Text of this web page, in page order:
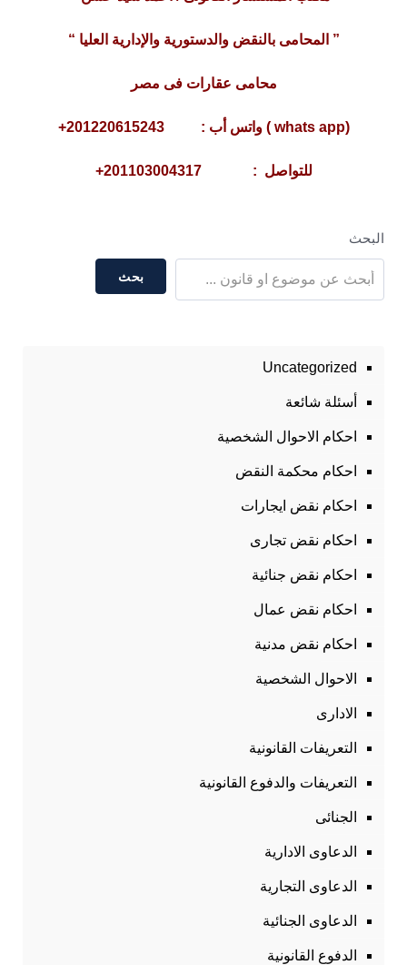
” المحامى بالنقض والدستورية والإدارية العليا “
محامى عقارات فى مصر
(whats app ) واتس أب : 201220615243+
للتواصل : 201103004317+
البحث
بحث
Uncategorized
أسئلة شائعة
احكام الاحوال الشخصية
احكام محكمة النقض
احكام نقض ايجارات
احكام نقض تجارى
احكام نقض جنائية
احكام نقض عمال
احكام نقض مدنية
الاحوال الشخصية
الادارى
التعريفات القانونية
التعريفات والدفوع القانونية
الجنائى
الدعاوى الادارية
الدعاوى التجارية
الدعاوى الجنائية
الدفوع القانونية